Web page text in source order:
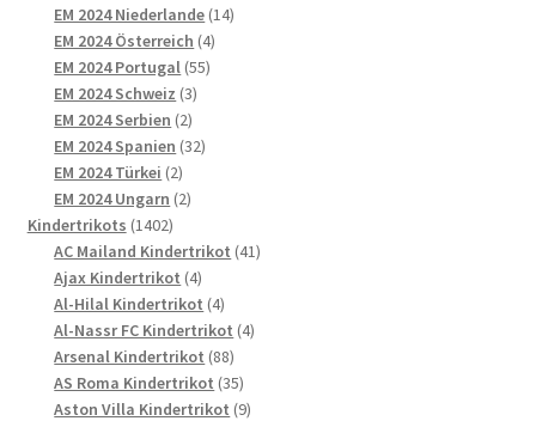
Produkte
EM 2024 Niederlande 1414
EM 2024 Österreich 44
EM 2024 Portugal 5555
EM 2024 Schweiz 33
EM 2024 Serbien 22
Produkte
EM 2024 Spanien 3232
EM 2024 Türkei 22
Produkte
EM 2024 Ungarn 22
Kindertrikots 14021402
Produkte
AC Mailand Kindertrikot 4141
Ajax Kindertrikot 44
Produkte
Al-Hilal Kindertrikot 44
Produkte
Al-Nassr FC Kindertrikot 44
Arsenal Kindertrikot 8888
Produkte
AS Roma Kindertrikot 3535
Produkte
Aston Villa Kindertrikot 99